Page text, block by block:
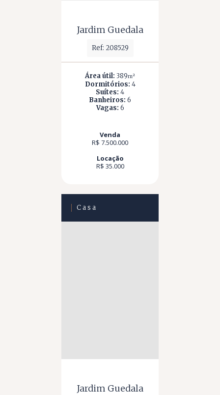
Jardim Guedala
Ref: 208529
Área útil: 389m²
Dormitórios: 4
Suítes: 4
Banheiros: 6
Vagas: 6
Venda
R$ 7.500.000
Locação
R$ 35.000
Casa
Jardim Guedala